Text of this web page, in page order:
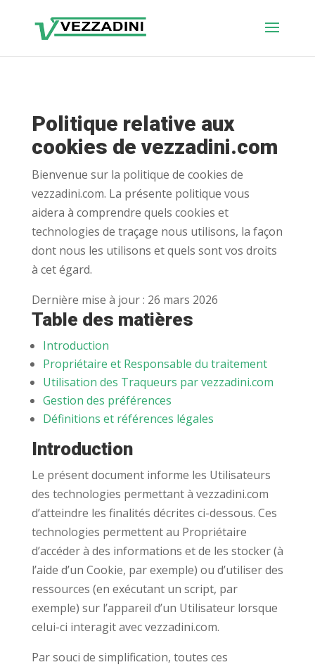
Politique relative aux
cookies de vezzadini.com
Bienvenue sur la politique de cookies de
vezzadini.com. La présente politique vous
aidera à comprendre quels cookies et
technologies de traçage nous utilisons, la façon
dont nous les utilisons et quels sont vos droits
à cet égard.
Dernière mise à jour : 26 mars 2026
Table des matières
Introduction
Propriétaire et Responsable du traitement
Utilisation des Traqueurs par vezzadini.com
Gestion des préférences
Définitions et références légales
Introduction
Le présent document informe les Utilisateurs
des technologies permettant à vezzadini.com
d’atteindre les finalités décrites ci-dessous. Ces
technologies permettent au Propriétaire
d’accéder à des informations et de les stocker (à
l’aide d’un Cookie, par exemple) ou d’utiliser des
ressources (en exécutant un script, par
exemple) sur l’appareil d’un Utilisateur lorsque
celui-ci interagit avec vezzadini.com.
Par souci de simplification, toutes ces